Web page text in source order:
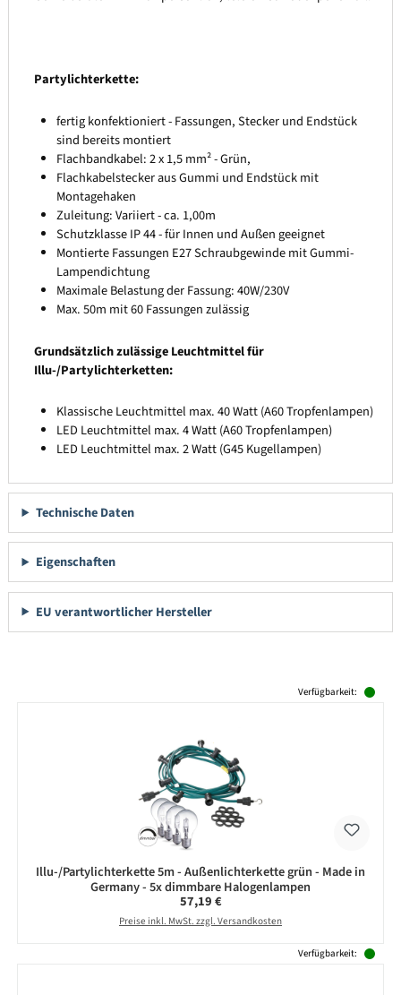
Partylichterkette:
fertig konfektioniert - Fassungen, Stecker und Endstück
sind bereits montiert
Flachbandkabel: 2 x 1,5 mm² - Grün,
Flachkabelstecker aus Gummi und Endstück mit
Montagehaken
Zuleitung: Variiert - ca. 1,00m
Schutzklasse IP 44 - für Innen und Außen geeignet
Montierte Fassungen E27 Schraubgewinde mit Gummi-
Lampendichtung
Maximale Belastung der Fassung: 40W/230V
Max. 50m mit 60 Fassungen zulässig
Grundsätzlich zulässige Leuchtmittel für
Illu-/Partylichterketten:
Klassische Leuchtmittel max. 40 Watt (A60 Tropfenlampen)
LED Leuchtmittel max. 4 Watt (A60 Tropfenlampen)
LED Leuchtmittel max. 2 Watt (G45 Kugellampen)
Technische Daten
Eigenschaften
EU verantwortlicher Hersteller
Verfügbarkeit:
Illu-/Partylichterkette 5m - Außenlichterkette grün - Made in
Germany - 5x dimmbare Halogenlampen
Regulärer Preis:
57,19 €
Preise inkl. MwSt. zzgl. Versandkosten
Verfügbarkeit: